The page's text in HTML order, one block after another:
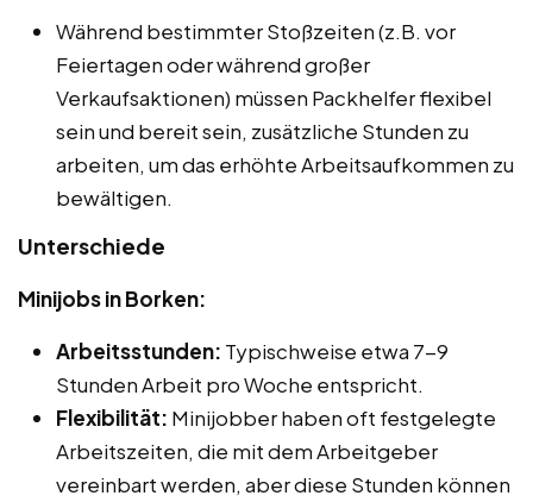
Während bestimmter Stoßzeiten (z.B. vor
Feiertagen oder während großer
Verkaufsaktionen) müssen Packhelfer flexibel
sein und bereit sein, zusätzliche Stunden zu
arbeiten, um das erhöhte Arbeitsaufkommen zu
bewältigen.
Unterschiede
Minijobs in Borken:
Arbeitsstunden: Typischweise etwa 7-9
Stunden Arbeit pro Woche entspricht.
Flexibilität: Minijobber haben oft festgelegte
Arbeitszeiten, die mit dem Arbeitgeber
vereinbart werden, aber diese Stunden können